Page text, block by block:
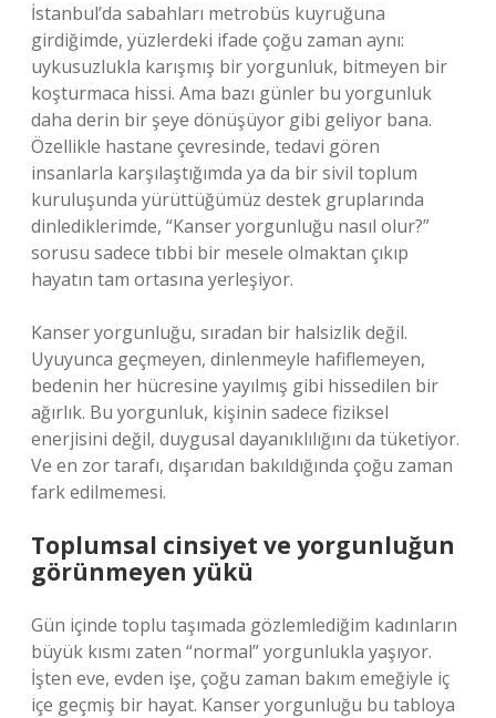
İstanbul’da sabahları metrobüs kuyruğuna
girdiğimde, yüzlerdeki ifade çoğu zaman aynı:
uykusuzlukla karışmış bir yorgunluk, bitmeyen bir
koşturmaca hissi. Ama bazı günler bu yorgunluk
daha derin bir şeye dönüşüyor gibi geliyor bana.
Özellikle hastane çevresinde, tedavi gören
insanlarla karşılaştığımda ya da bir sivil toplum
kuruluşunda yürüttüğümüz destek gruplarında
dinlediklerimde, “Kanser yorgunluğu nasıl olur?”
sorusu sadece tıbbi bir mesele olmaktan çıkıp
hayatın tam ortasına yerleşiyor.
Kanser yorgunluğu, sıradan bir halsizlik değil.
Uyuyunca geçmeyen, dinlenmeyle hafiflemeyen,
bedenin her hücresine yayılmış gibi hissedilen bir
ağırlık. Bu yorgunluk, kişinin sadece fiziksel
enerjisini değil, duygusal dayanıklılığını da tüketiyor.
Ve en zor tarafı, dışarıdan bakıldığında çoğu zaman
fark edilmemesi.
Toplumsal cinsiyet ve yorgunluğun
görünmeyen yükü
Gün içinde toplu taşımada gözlemlediğim kadınların
büyük kısmı zaten “normal” yorgunlukla yaşıyor.
İşten eve, evden işe, çoğu zaman bakım emeğiyle iç
içe geçmiş bir hayat. Kanser yorgunluğu bu tabloya